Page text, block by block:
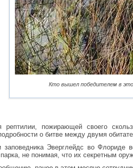
Кто вышел победителем в
рептилии, пожирающей своего
о битве между двумя
заповедника Эверглейдс во Флориде
не понимая, что их секретным